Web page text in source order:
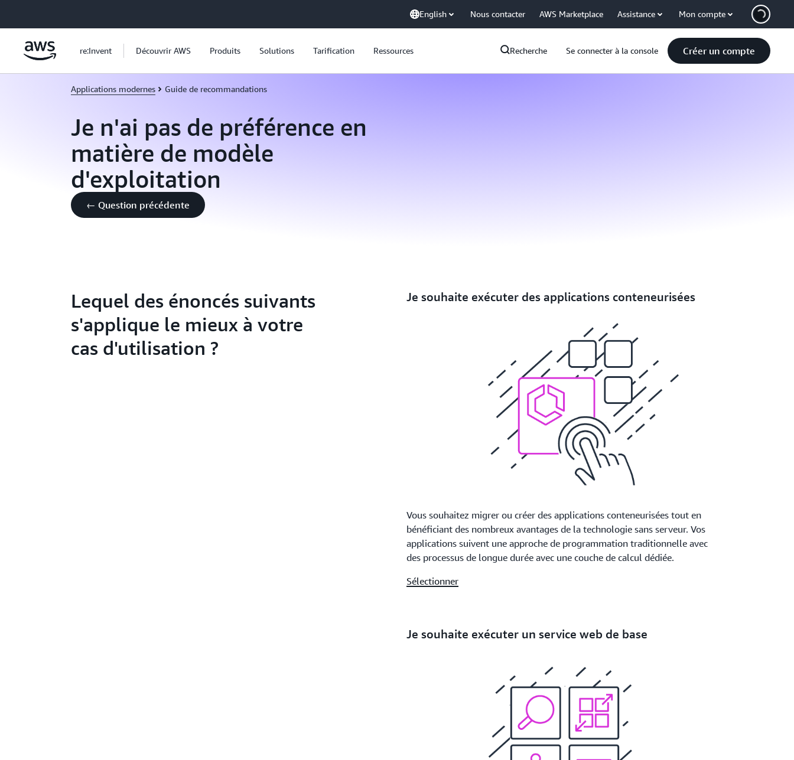
English Nous contacter AWS Marketplace Assistance Mon compte
re:Invent Découvrir AWS Produits Solutions Tarification Ressources Recherche Se connecter à la console Créer un compte
Applications modernes Guide de recommandations
Je n'ai pas de préférence en
matière de modèle
d'exploitation
← Question précédente
Lequel des énoncés suivants
s'applique le mieux à votre
cas d'utilisation ?
Je souhaite exécuter des applications conteneurisées
Vous souhaitez migrer ou créer des applications conteneurisées tout en
bénéficiant des nombreux avantages de la technologie sans serveur. Vos
applications suivent une approche de programmation traditionnelle avec
des processus de longue durée avec une couche de calcul dédiée.
Sélectionner
Je souhaite exécuter un service web de base